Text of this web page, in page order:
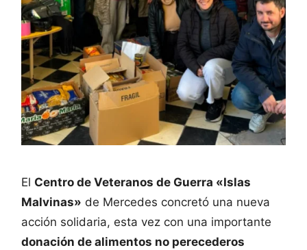
El Centro de Veteranos de Guerra «Islas
Malvinas» de Mercedes concretó una nueva
acción solidaria, esta vez con una importante
donación de alimentos no perecederos